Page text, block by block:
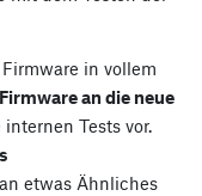
in vollem
an die neue
Tests vor.
etwas Ähnliches